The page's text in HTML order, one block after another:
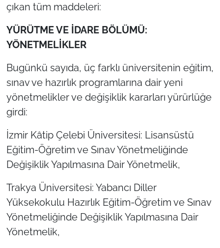
çıkan tüm maddeleri:
YÜRÜTME VE İDARE BÖLÜMÜ:
YÖNETMELİKLER
Bugünkü sayıda, üç farklı üniversitenin eğitim,
sınav ve hazırlık programlarına dair yeni
yönetmelikler ve değişiklik kararları yürürlüğe
girdi:
İzmir Kâtip Çelebi Üniversitesi: Lisansüstü
Eğitim-Öğretim ve Sınav Yönetmeliğinde
Değişiklik Yapılmasına Dair Yönetmelik,
Trakya Üniversitesi: Yabancı Diller
Yüksekokulu Hazırlık Eğitim-Öğretim ve Sınav
Yönetmeliğinde Değişiklik Yapılmasına Dair
Yönetmelik,